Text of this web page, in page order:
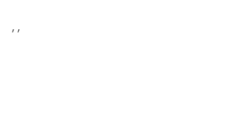
’ ’